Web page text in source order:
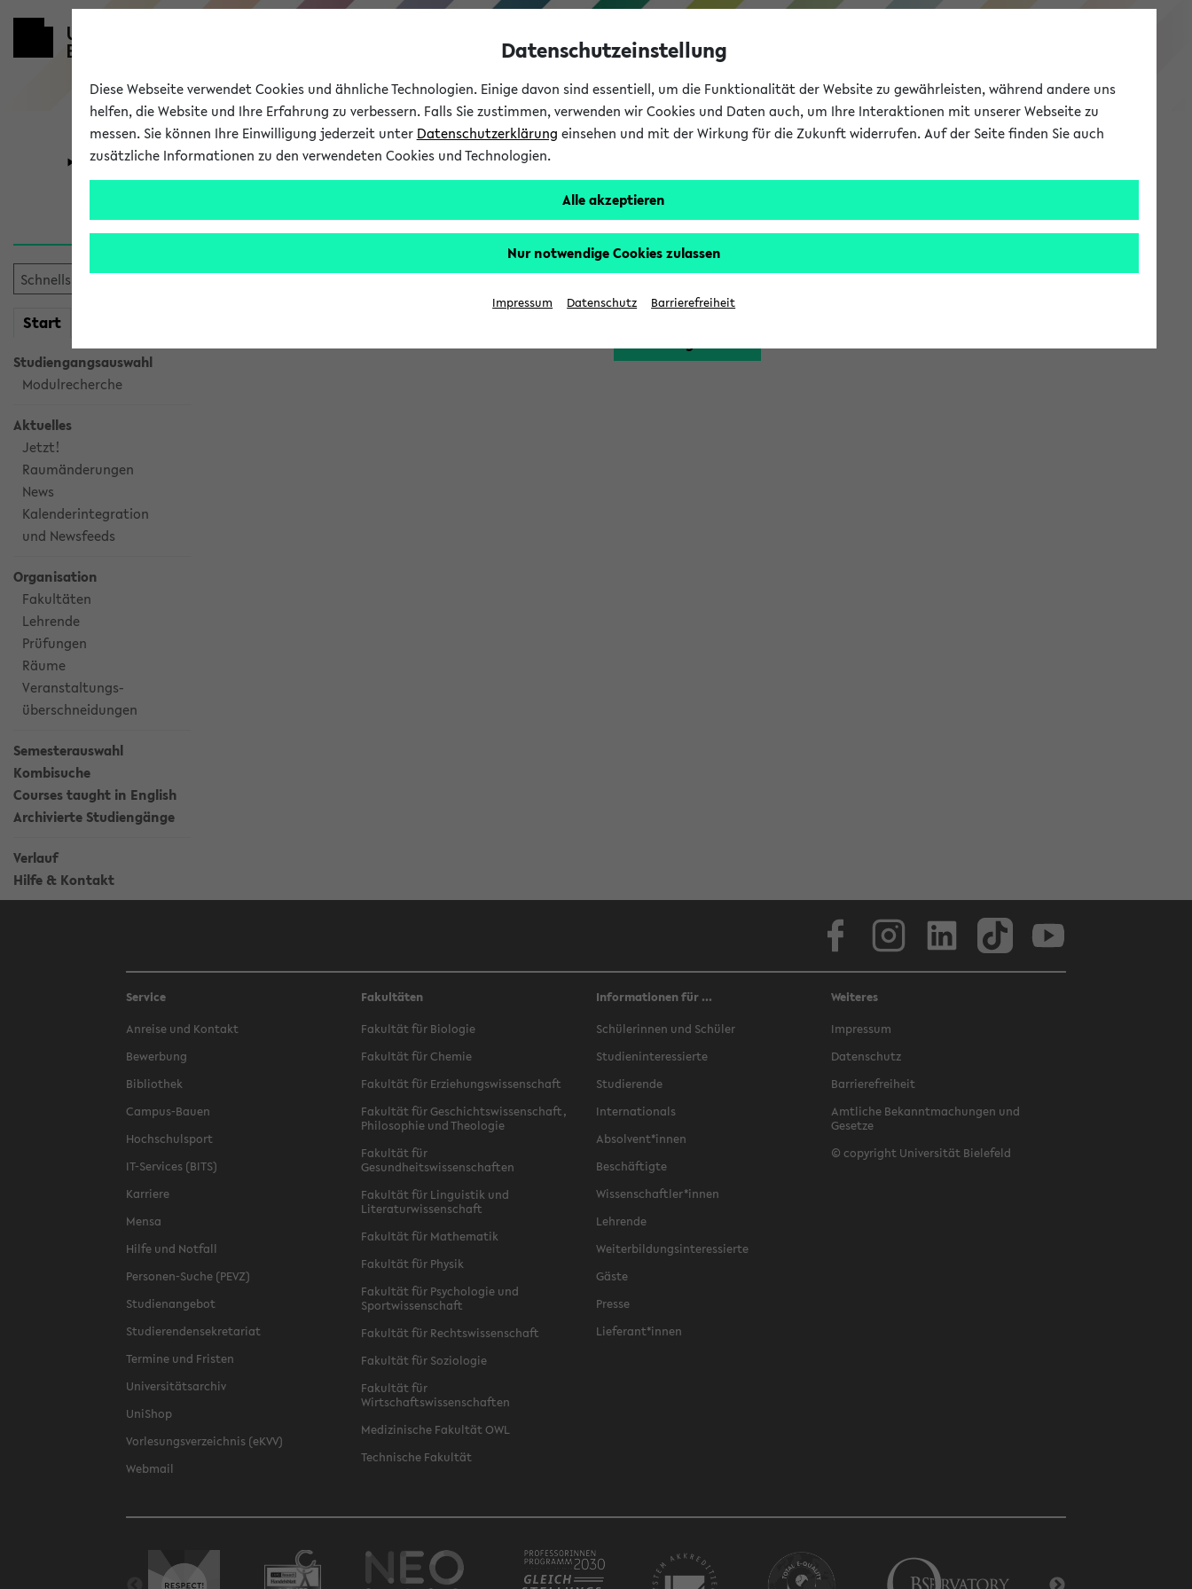
eKVV
Universität Forschung Studium
Start
Studiengangsauswahl
Modulrecherche
Aktuelles
Jetzt!
Raumänderungen
News
Kalenderintegration
und Newsfeeds
Organisation
Fakultäten
Lehrende
Prüfungen
Räume
Veranstaltungs-
überschneidungen
Semesterauswahl
Kombisuche
Courses taught in English
Archivierte Studiengänge
Verlauf
Hilfe & Kontakt
Sie möchten auf eine eKVV Funktion zugreifen, die Ihnen erst nach einer Anmeldung am System zur Verfügung steht.
Bitte melden Sie sich an:
Service
Anreise und Kontakt
Bewerbung
Bibliothek
Campus-Bauen
Hochschulsport
IT-Services (BITS)
Karriere
Mensa
Hilfe und Notfall
Personen-Suche (PEVZ)
Studienangebot
Studierendensekretariat
Termine und Fristen
Universitätsarchiv
UniShop
Vorlesungsverzeichnis (eKVV)
Webmail
Fakultäten
Fakultät für Biologie
Fakultät für Chemie
Fakultät für Erziehungswissenschaft
Fakultät für Geschichtswissenschaft,
Philosophie und Theologie
Fakultät für
Gesundheitswissenschaften
Fakultät für Linguistik und
Literaturwissenschaft
Fakultät für Mathematik
Fakultät für Physik
Fakultät für Psychologie und
Sportwissenschaft
Fakultät für Rechtswissenschaft
Fakultät für Soziologie
Fakultät für
Wirtschaftswissenschaften
Medizinische Fakultät OWL
Technische Fakultät
Informationen für ...
Schülerinnen und Schüler
Studieninteressierte
Studierende
Internationals
Absolvent*innen
Beschäftigte
Wissenschaftler*innen
Lehrende
Weiterbildungsinteressierte
Gäste
Presse
Lieferant*innen
Weiteres
Impressum
Datenschutz
Barrierefreiheit
Amtliche Bekanntmachungen und
Gesetze
© copyright Universität Bielefeld
Datenschutzeinstellung
Diese Webseite verwendet Cookies und ähnliche Technologien. Einige davon sind essentiell, um die Funktionalität der Website zu gewährleisten, während andere uns
helfen, die Website und Ihre Erfahrung zu verbessern. Falls Sie zustimmen, verwenden wir Cookies und Daten auch, um Ihre Interaktionen mit unserer Webseite zu
messen. Sie können Ihre Einwilligung jederzeit unter Datenschutzerklärung einsehen und mit der Wirkung für die Zukunft widerrufen. Auf der Seite finden Sie auch
zusätzliche Informationen zu den verwendeten Cookies und Technologien.
Alle akzeptieren
Nur notwendige Cookies zulassen
Impressum Datenschutz Barrierefreiheit